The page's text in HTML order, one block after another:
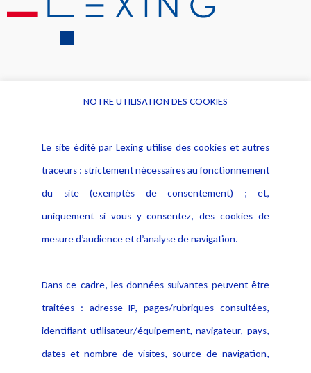
Alerte professionnelle
Déclaration d'accessibilité
Notice Légale
Politique de protection des
données
Publications
NOTRE UTILISATION DES COOKIES
Le site édité par Lexing utilise des cookies et autres
traceurs : strictement nécessaires au fonctionnement
du site (exemptés de consentement) ; et,
uniquement si vous y consentez, des cookies de
mesure d’audience et d’analyse de navigation.
Dans ce cadre, les données suivantes peuvent être
traitées : adresse IP, pages/rubriques consultées,
identifiant utilisateur/équipement, navigateur, pays,
dates et nombre de visites, source de navigation,